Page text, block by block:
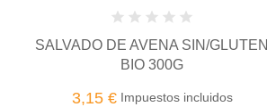
SALVADO DE AVENA SIN/GLUTEN
BIO 300G
3,15 €Impuestos incluidos